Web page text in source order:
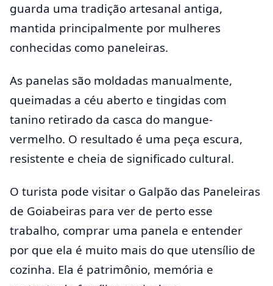
guarda uma tradição artesanal antiga,
mantida principalmente por mulheres
conhecidas como paneleiras.
As panelas são moldadas manualmente,
queimadas a céu aberto e tingidas com
tanino retirado da casca do mangue-
vermelho. O resultado é uma peça escura,
resistente e cheia de significado cultural.
O turista pode visitar o Galpão das Paneleiras
de Goiabeiras para ver de perto esse
trabalho, comprar uma panela e entender
por que ela é muito mais do que utensílio de
cozinha. Ela é patrimônio, memória e